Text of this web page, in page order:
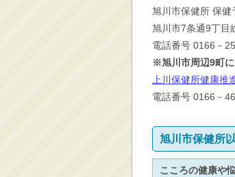
旭川市保健所 保健
旭川市7条通9丁目
電話番号 0166－
※旭川市周辺9町に
上川保健所健康推
電話番号 0166－
旭川市保健所
こころの健康や